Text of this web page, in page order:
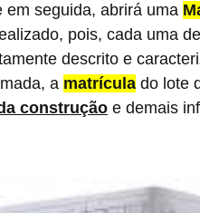
em seguida, abrirá uma
pois, cada uma
descrito e
a matrícula do lote
construção e demais